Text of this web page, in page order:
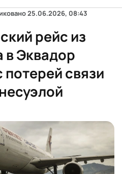
25.06.2026, 08:43
рейс из
Эквадор
потерей связи